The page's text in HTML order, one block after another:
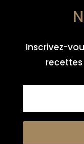
Inscrivez-